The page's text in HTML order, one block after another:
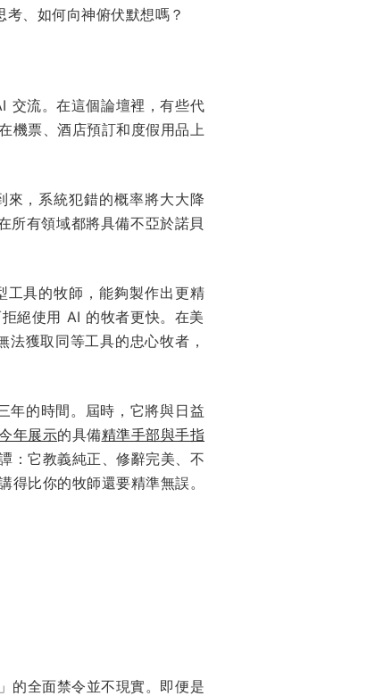
、如何向神俯伏默想嗎？
交流。在這個論壇裡，有些代
機票、酒店預訂和度假用品上
來，系統犯錯的概率將大大降
所有領域都將具備不亞於諾貝
工具的牧師，能夠製作出更精
絕使用 AI 的牧者更快。在美
無法獲取同等工具的忠心牧者，
年的時間。屆時，它將與日益
年展示的具備精準手部與手指
：它教義純正、修辭完美、不
比你的牧師還要精準無誤。
的全面禁令並不現實。即便是